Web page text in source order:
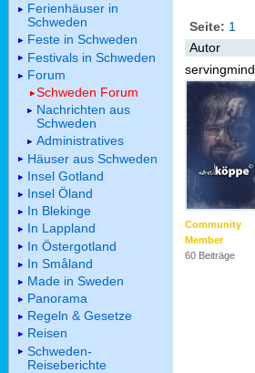
Seite: 1
Autor
servingmind
Community
Member
60 Beiträge
Ferienhäuser in
Schweden
Feste in Schweden
Festivals in Schweden
Forum
Schweden Forum
Nachrichten aus
Schweden
Administratives
Häuser aus Schweden
Insel Gotland
Insel Öland
In Blekinge
In Lappland
In Östergotland
In Småland
Made in Sweden
Panorama
Regeln & Gesetze
Reisen
Schweden-
Reiseberichte